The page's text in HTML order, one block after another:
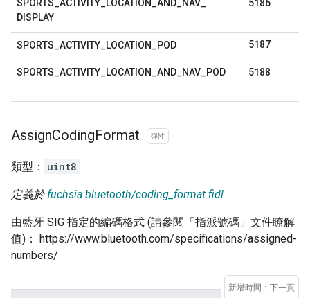
SPORTS ACTIVITY LOCATION AND NAV
DISPLAY
SPORTS ACTIVITY LOCATION POD 5187
SPORTS ACTIVITY LOCATION AND NAV POD 5188
AssignCodingFormat 彈性
類型： uint8
定義於 fuchsia.bluetooth/coding_format.fidl
由藍牙 SIG 指定的編碼格式 (請參閱「指派號碼」文件瞭解
值)： https://www.bluetooth.com/specifications/assigned-
numbers/
新增時間：下一頁